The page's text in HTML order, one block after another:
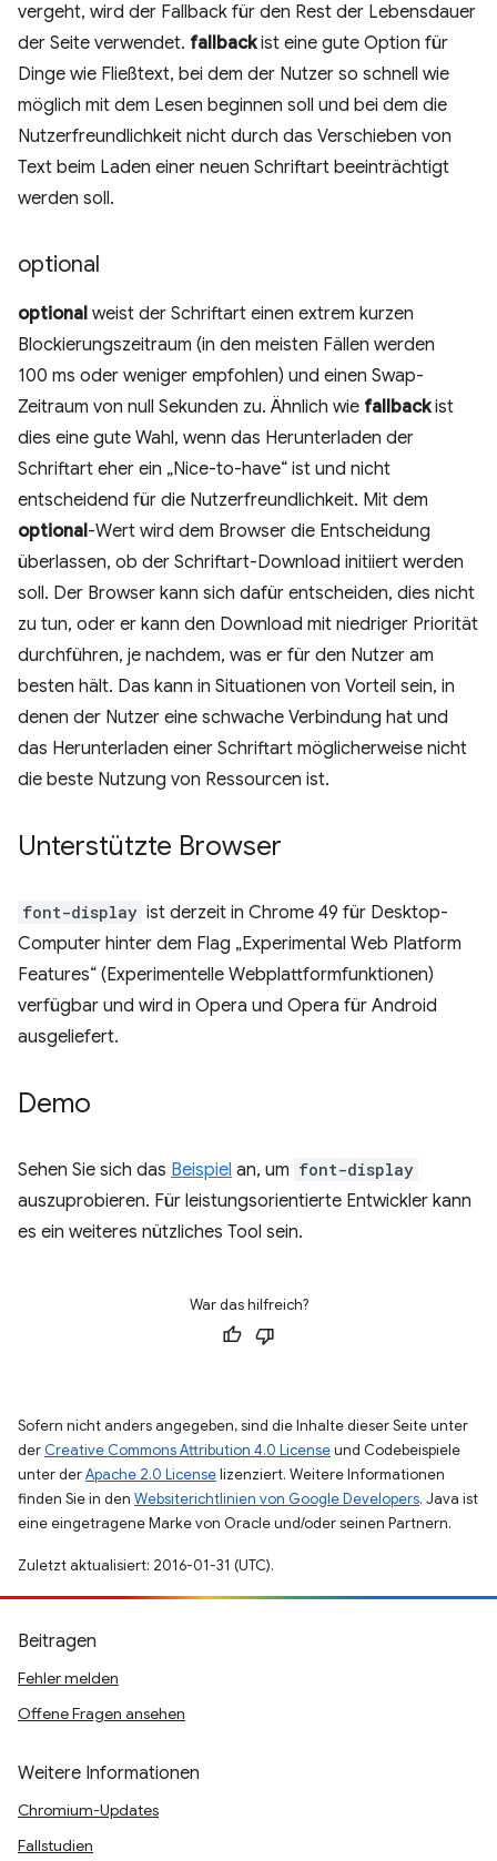
vergeht, wird der Fallback für den Rest der Lebensdauer
der Seite verwendet. fallbackist eine gute Option für
Dinge wie Fließtext, bei dem der Nutzer so schnell wie
möglich mit dem Lesen beginnen soll und bei dem die
Nutzerfreundlichkeit nicht durch das Verschieben von
Text beim Laden einer neuen Schriftart beeinträchtigt
werden soll.
optional
optional weist der Schriftart einen extrem kurzen
Blockierungszeitraum (in den meisten Fällen werden
100 ms oder weniger empfohlen) und einen Swap-
Zeitraum von null Sekunden zu. Ähnlich wie fallbackist
dies eine gute Wahl, wenn das Herunterladen der
Schriftart eher ein „Nice-to-have“ ist und nicht
entscheidend für die Nutzerfreundlichkeit. Mit dem
optional-Wert wird dem Browser die Entscheidung
überlassen, ob der Schriftart-Download initiiert werden
soll. Der Browser kann sich dafür entscheiden, dies nicht
zu tun, oder er kann den Download mit niedriger Priorität
durchführen, je nachdem, was er für den Nutzer am
besten hält. Das kann in Situationen von Vorteil sein, in
denen der Nutzer eine schwache Verbindung hat und
das Herunterladen einer Schriftart möglicherweise nicht
die beste Nutzung von Ressourcen ist.
Unterstützte Browser
font-display ist derzeit in Chrome 49 für Desktop-
Computer hinter dem Flag „Experimental Web Platform
Features“ (Experimentelle Webplattformfunktionen)
verfügbar und wird in Opera und Opera für Android
ausgeliefert.
Demo
Sehen Sie sich das Beispiel an, um font-display
auszuprobieren. Für leistungsorientierte Entwickler kann
es ein weiteres nützliches Tool sein.
War das hilfreich?
Sofern nicht anders angegeben, sind die Inhalte dieser Seite unter
der Creative Commons Attribution 4.0 Licenseund Codebeispiele
unter derApache 2.0 Licenselizenziert. Weitere Informationen
finden Sie in den Websiterichtlinien von Google Developers. Java ist
eine eingetragene Marke von Oracle und/oder seinen Partnern.
Zuletzt aktualisiert: 2016-01-31 (UTC).
Beitragen
Fehler melden
Offene Fragen ansehen
Weitere Informationen
Chromium-Updates
Fallstudien